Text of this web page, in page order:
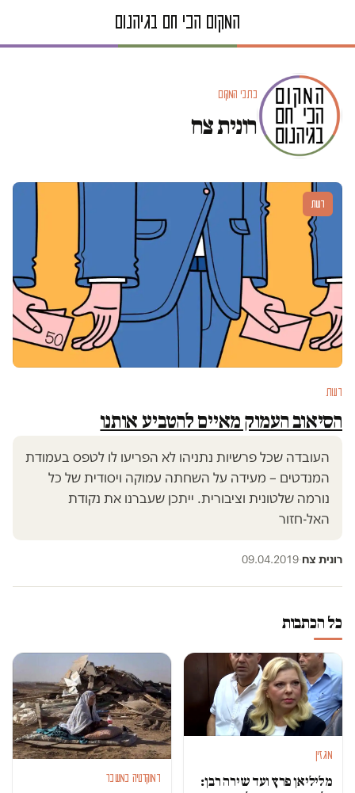
כתבי המקום
רונית צח
דעות
דעות
הסיאוב העמוק מאיים להטביע אותנו
העובדה שכל פרשיות נתניהו לא הפריעו לו לטפס בעמודת
המנדטים – מעידה על השחתה עמוקה ויסודית של כל
נורמה שלטונית וציבורית. ייתכן שעברנו את נקודת
האל-חזור
רונית צח·
09.04.2019
כל הכתבות
מגזין
מליליאן פרץ ועד שירה רבן:
דמוקרטיה במשבר